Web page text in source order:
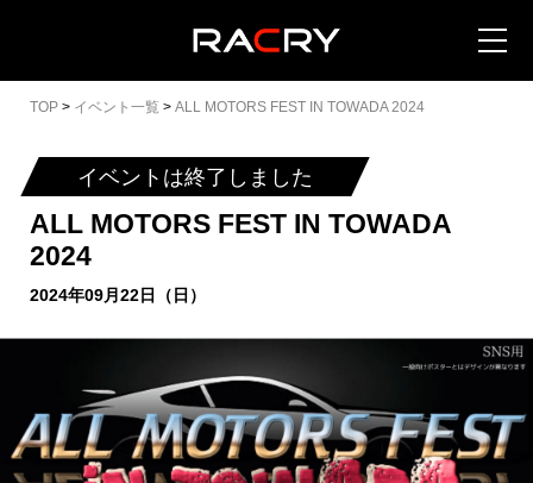
カートを見る (0)
イベントを地域から探す
イベントを日程から探す
全てのイベントを見る
TOP > イベント一覧 > ALL MOTORS FEST IN TOWADA 2024
イベントは終了しました
ALL MOTORS FEST IN TOWADA
2024
2024年09月22日（日）